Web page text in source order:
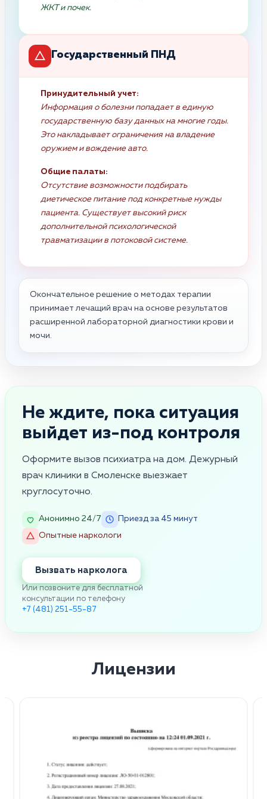
ЖКТ и почек.
Государственный ПНД
Принудительный учет:
Информация о болезни попадает в единую
государственную базу данных на многие годы.
Это накладывает ограничения на владение
оружием и вождение авто.
Общие палаты:
Отсутствие возможности подбирать
диетическое питание под конкретные нужды
пациента. Существует высокий риск
дополнительной психологической
травматизации в потоковой системе.
Окончательное решение о методах терапии
принимает лечащий врач на основе результатов
расширенной лабораторной диагностики крови и
мочи.
Не ждите, пока ситуация
выйдет из-под контроля
Оформите вызов психиатра на дом. Дежурный
врач клиники в Смоленске выезжает
круглосуточно.
Анонимно 24/7
Приезд за 45 минут
Опытные наркологи
Вызвать нарколога
Или позвоните для бесплатной
консультации по телефону
+7 (481) 251-55-87
Лицензии